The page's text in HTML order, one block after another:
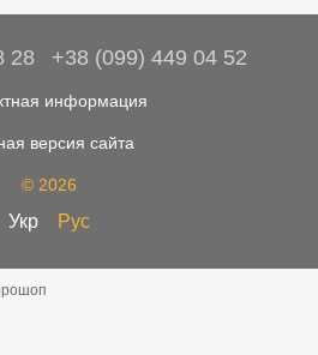
28 +38 (099) 449 04 52
информация
версия сайта
© 2026
Укр Рус